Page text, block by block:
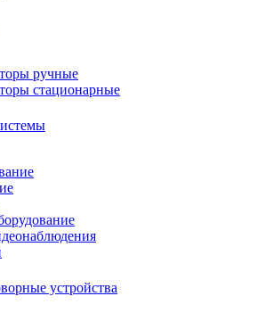
ручные
стационарные
устройства